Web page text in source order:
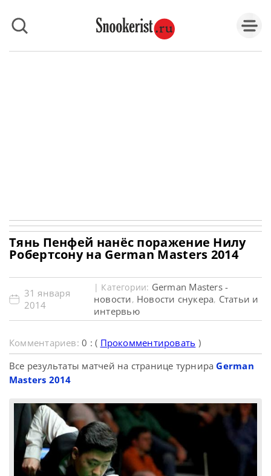
Тянь Пенфей нанёс поражение Нилу
Робертсону на German Masters 2014
31 января
2014
| Категории: German Masters -
новости, Новости снукера, Статьи и
интервью
Комментариев:0 : ( Прокомментировать )
Все результаты матчей на странице турнираGerman
Masters 2014